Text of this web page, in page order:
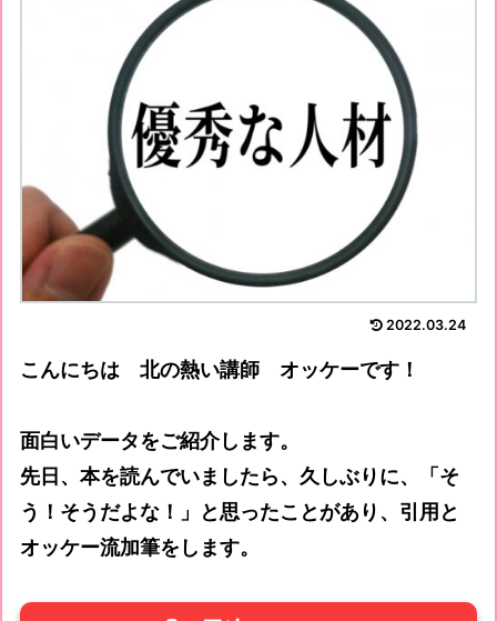
2022.03.24
こんにちは 北の熱い講師 オッケーです！
面白いデータをご紹介します。
先日、本を読んでいましたら、久しぶりに、「そ
う！そうだよな！」と思ったことがあり、引用と
オッケー流加筆をします。